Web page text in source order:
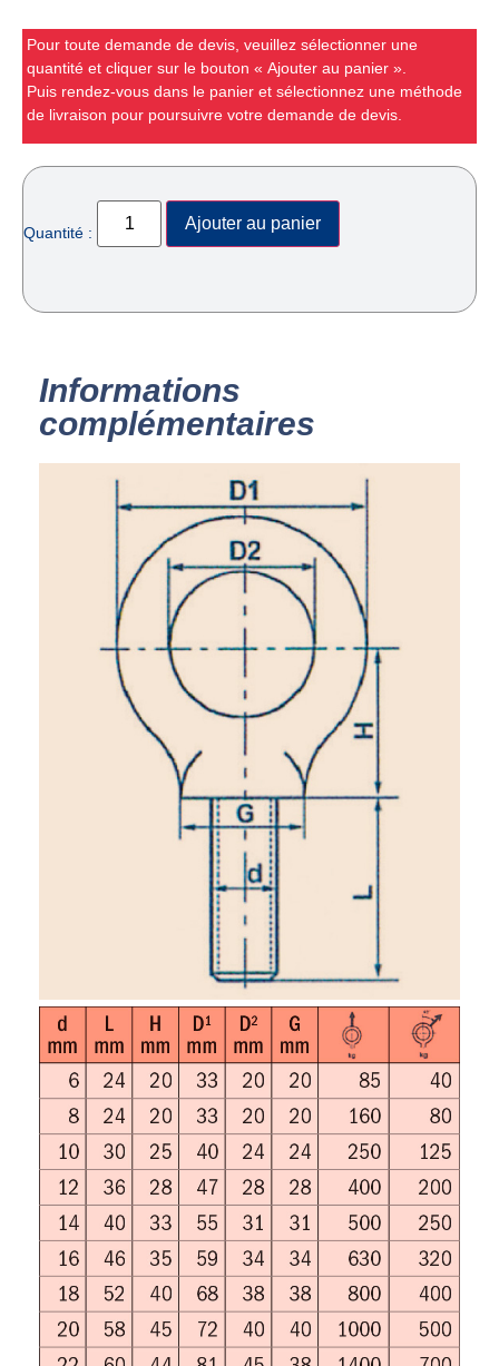
Pour toute demande de devis, veuillez sélectionner une
quantité et cliquer sur le bouton « Ajouter au panier ».
Puis rendez-vous dans le panier et sélectionnez une méthode
de livraison pour poursuivre votre demande de devis.
Quantité : Ajouter au panier
Informations
complémentaires